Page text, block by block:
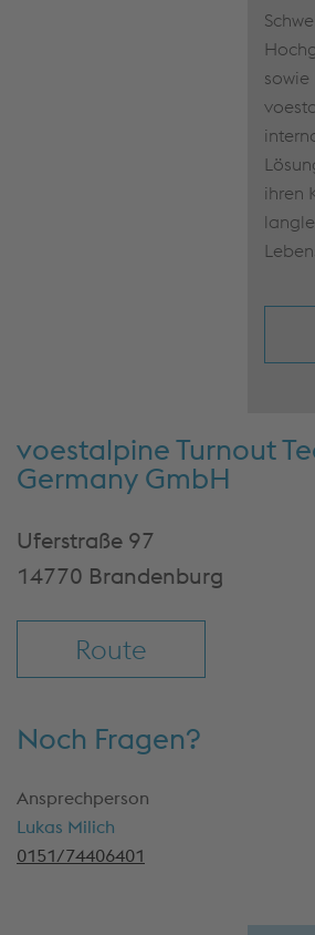
ihren
voestalpine Turnout
Germany GmbH
Uferstraße 97
14770 Brandenburg
Route
Noch Fragen?
Ansprechperson
Lukas Milich
0151/74406401